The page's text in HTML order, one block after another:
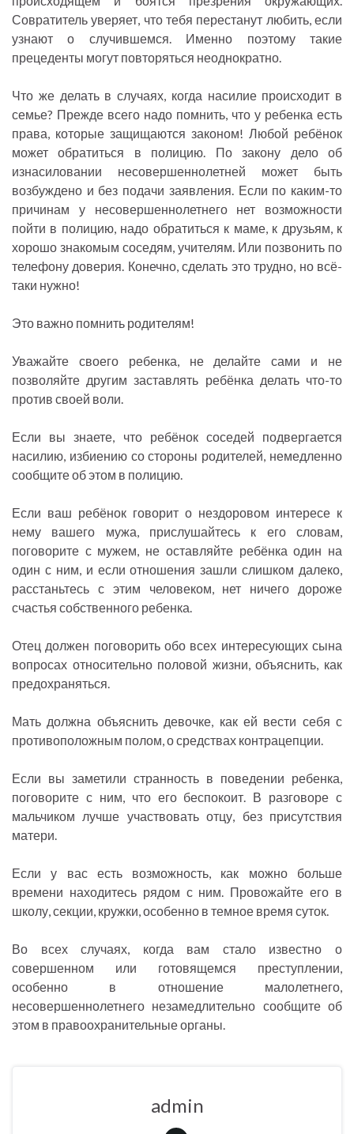
Совратитель уверяет, что тебя перестанут любить, если
узнают о случившемся. Именно поэтому такие
прецеденты могут повторяться неоднократно.
Что же делать в случаях, когда насилие происходит в
семье? Прежде всего надо помнить, что у ребенка есть
права, которые защищаются законом! Любой ребёнок
может обратиться в полицию. По закону дело об
изнасиловании несовершеннолетней может быть
возбуждено и без подачи заявления. Если по каким-то
причинам у несовершеннолетнего нет возможности
пойти в полицию, надо обратиться к маме, к друзьям, к
хорошо знакомым соседям, учителям. Или позвонить по
телефону доверия. Конечно, сделать это трудно, но всё-
таки нужно!
Это важно помнить родителям!
Уважайте своего ребенка, не делайте сами и не
позволяйте другим заставлять ребёнка делать что-то
против своей воли.
Если вы знаете, что ребёнок соседей подвергается
насилию, избиению со стороны родителей, немедленно
сообщите об этом в полицию.
Если ваш ребёнок говорит о нездоровом интересе к
нему вашего мужа, прислушайтесь к его словам,
поговорите с мужем, не оставляйте ребёнка один на
один с ним, и если отношения зашли слишком далеко,
расстаньтесь с этим человеком, нет ничего дороже
счастья собственного ребенка.
Отец должен поговорить обо всех интересующих сына
вопросах относительно половой жизни, объяснить, как
предохраняться.
Мать должна объяснить девочке, как ей вести себя с
противоположным полом, о средствах контрацепции.
Если вы заметили странность в поведении ребенка,
поговорите с ним, что его беспокоит. В разговоре с
мальчиком лучше участвовать отцу, без присутствия
матери.
Если у вас есть возможность, как можно больше
времени находитесь рядом с ним. Провожайте его в
школу, секции, кружки, особенно в темное время суток.
Во всех случаях, когда вам стало известно о
совершенном или готовящемся преступлении,
особенно в отношение малолетнего,
несовершеннолетнего незамедлительно сообщите об
этом в правоохранительные органы.
admin